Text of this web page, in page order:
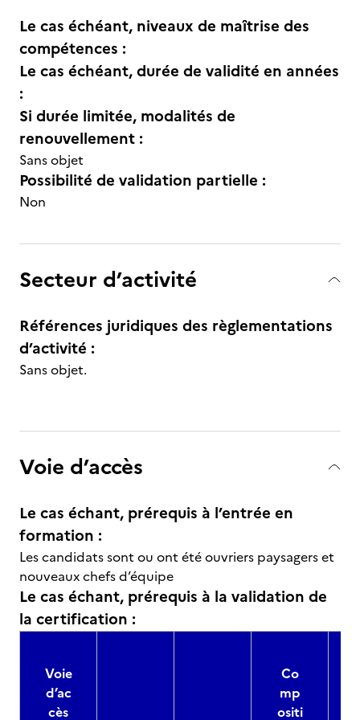
Le cas échéant, niveaux de maîtrise des
compétences :
Le cas échéant, durée de validité en années
:
Si durée limitée, modalités de
renouvellement :
Sans objet
Possibilité de validation partielle :
Non
Secteur d’activité
Références juridiques des règlementations
d’activité :
Sans objet.
Voie d’accès
Le cas échant, prérequis à l’entrée en
formation :
Les candidats sont ou ont été ouvriers paysagers et
nouveaux chefs d’équipe
Le cas échant, prérequis à la validation de
la certification :
Voie
d’ac
cès
Co
mp
ositi